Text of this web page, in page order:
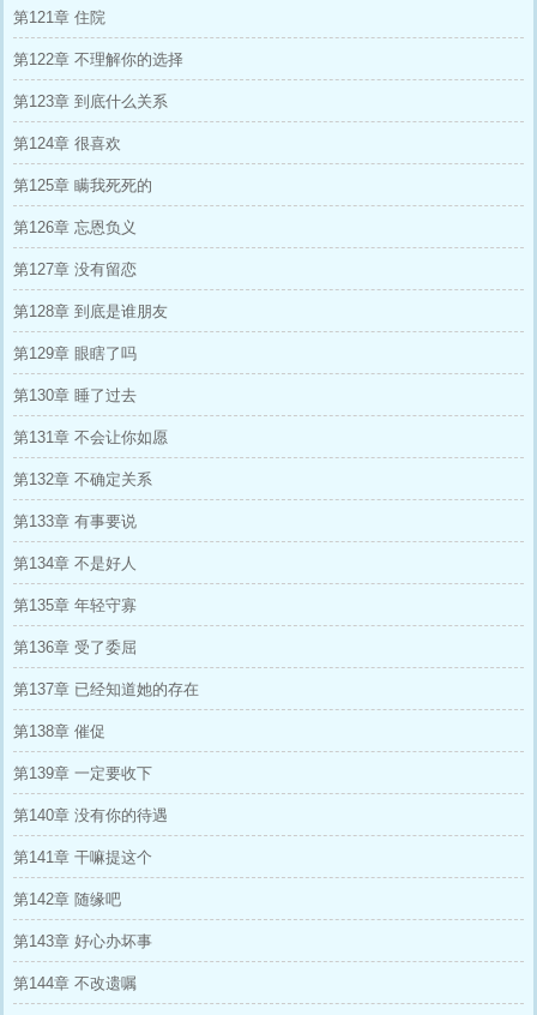
第121章 住院
第122章 不理解你的选择
第123章 到底什么关系
第124章 很喜欢
第125章 瞒我死死的
第126章 忘恩负义
第127章 没有留恋
第128章 到底是谁朋友
第129章 眼瞎了吗
第130章 睡了过去
第131章 不会让你如愿
第132章 不确定关系
第133章 有事要说
第134章 不是好人
第135章 年轻守寡
第136章 受了委屈
第137章 已经知道她的存在
第138章 催促
第139章 一定要收下
第140章 没有你的待遇
第141章 干嘛提这个
第142章 随缘吧
第143章 好心办坏事
第144章 不改遗嘱